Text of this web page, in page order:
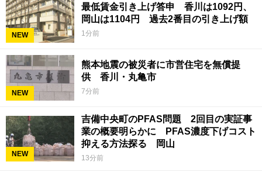
NEW
最低賃金引き上げ答申 香川は1092円、
岡山は1104円 過去2番目の引き上げ額
1分前
NEW
熊本地震の被災者に市営住宅を無償提
供 香川・丸亀市
7分前
NEW
吉備中央町のPFAS問題 2回目の実証事
業の概要明らかに PFAS濃度下げコスト
抑える方法探る 岡山
13分前